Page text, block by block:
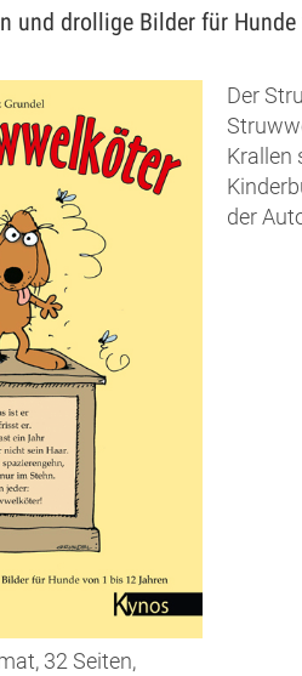
und drollige Bilder für
32 Seiten,
Der
Krallen
der